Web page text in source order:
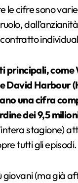
le cifre sono
principali, come
David Harbour
una cifra
dei 9,5
stagione)
tutti gli episodi.
giovani (ma già